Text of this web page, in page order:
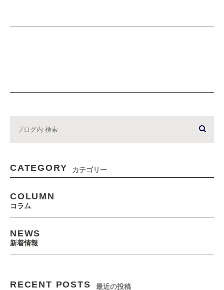
CATEGORY カテゴリー
COLUMN
コラム
NEWS
新着情報
RECENT POSTS 最近の投稿